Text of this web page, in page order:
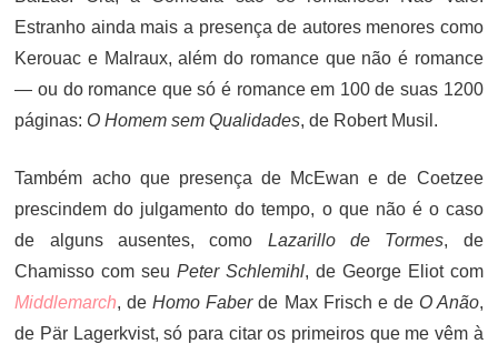
Estranho ainda mais a presença de autores menores como
Kerouac e Malraux, além do romance que não é romance
— ou do romance que só é romance em 100 de suas 1200
páginas: O Homem sem Qualidades, de Robert Musil.
Também acho que presença de McEwan e de Coetzee
prescindem do julgamento do tempo, o que não é o caso
de alguns ausentes, como Lazarillo de Tormes, de
Chamisso com seuPeter Schlemihl, de George Eliot com
Middlemarch, deHomo Faberde Max Frisch e de O Anão,
de Pär Lagerkvist, só para citar os primeiros que me vêm à